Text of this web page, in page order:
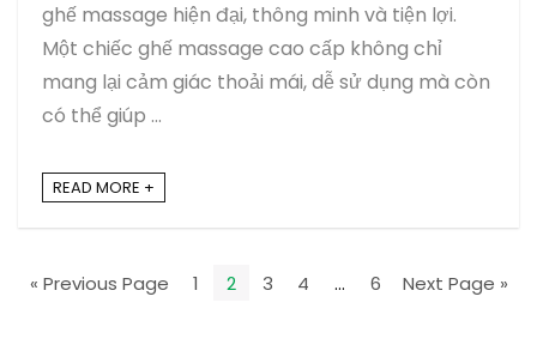
ghế massage hiện đại, thông minh và tiện lợi.
Một chiếc ghế massage cao cấp không chỉ
mang lại cảm giác thoải mái, dễ sử dụng mà còn
có thể giúp ...
READ MORE +
« Previous Page 1 2 3 4 … 6 Next Page »